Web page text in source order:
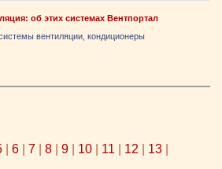
об этих системах Вентпортал
вентиляции, кондиционеры
6 7 8 9 10 11 12 13